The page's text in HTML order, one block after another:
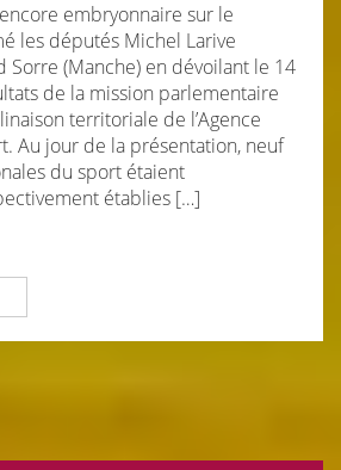
embryonnaire sur le
les députés Michel Larive
Sorre (Manche) en dévoilant le 14
de la mission parlementaire
territoriale de l’Agence
Au jour de la présentation, neuf
du sport étaient
établies […]